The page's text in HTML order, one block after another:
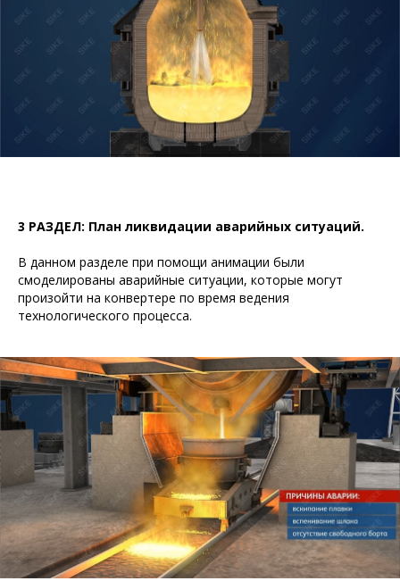
3 РАЗДЕЛ: План ликвидации аварийных ситуаций.
В данном разделе при помощи анимации были
смоделированы аварийные ситуации, которые могут
произойти на конвертере по время ведения
технологического процесса.